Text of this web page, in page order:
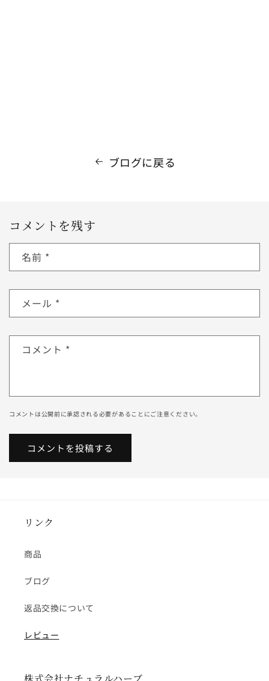
ブログに戻る
コメントを残す
名前 *
メール *
コメント *
コメントは公開前に承認される必要があることにご注意ください。
リンク
商品
ブログ
返品交換について
レビュー